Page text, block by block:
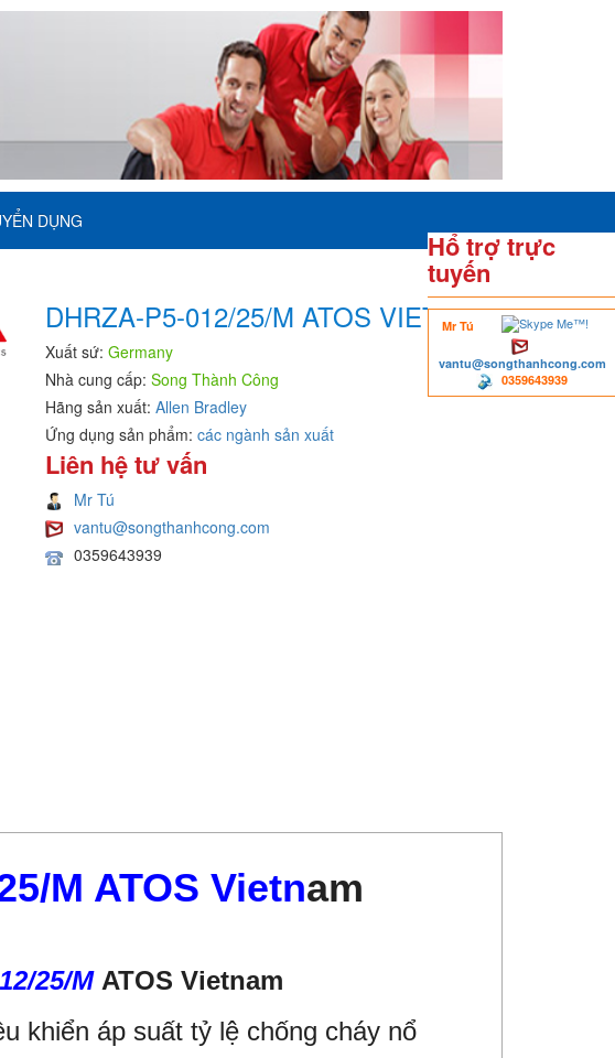
DỤNG
Hổ trợ trực
tuyến
Mr Tú
vantu@songthanhcong.com
0359643939
DHRZA-P5-012/25/M ATOS VIETNAM
Xuất sứ: Germany
Nhà cung cấp: Song Thành Công
Hãng sản xuất: Allen Bradley
Ứng dụng sản phẩm: các ngành sản xuất
Liên hệ tư vấn
Mr Tú
vantu@songthanhcong.com
0359643939
M ATOS Vietnam
25/M ATOS Vietnam
khiển áp suất tỷ lệ chống cháy nổ